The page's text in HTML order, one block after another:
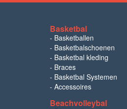
Basketbal
- Basketballen
- Basketbalschoenen
- Basketbal kleding
- Braces
- Basketbal Systemen
- Accessoires
Beachvolleybal